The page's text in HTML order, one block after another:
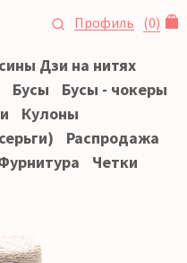
Профиль (0)
Дзи на нитях
Бусы
Бусы - чокеры
Кулоны
Распродажа
Четки